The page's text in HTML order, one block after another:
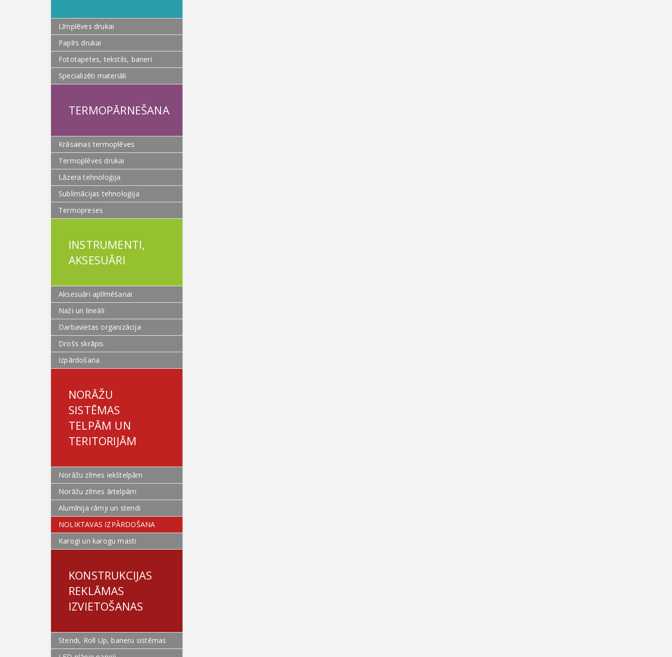
Līmplēves drukai
Papīrs drukai
Fototapetes, tekstils, baneri
Specializēti materiāli
TERMOPĀRNEŠANA
Krāsainas termoplēves
Termoplēves drukai
Lāzera tehnoloģija
Sublimācijas tehnoloģija
Termopreses
INSTRUMENTI,
AKSESUĀRI
Aksesuāri aplīmēšanai
Naži un lineāli
Darbavietas organizācija
Drošs skrāpis
Izpārdošana
NORĀŽU
SISTĒMAS
TELPĀM UN
TERITORIJĀM
Norāžu zīmes iekštelpām
Norāžu zīmes ārtelpām
Alumīnija rāmji un stendi
NOLIKTAVAS IZPĀRDOŠANA
Karogi un karogu masti
KONSTRUKCIJAS
REKLĀMAS
IZVIETOŠANAS
Stendi, Roll Up, baneru sistēmas